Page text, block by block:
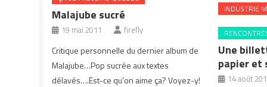
Malajube sucré
19 mai 2011 firefly
Critique personnelle du dernier album de
Malajube…Pop sucrée aux textes
délavés….Est-ce qu’on aime ça? Voyez-y!
INDUSTRIE
Une
papier et
14 août